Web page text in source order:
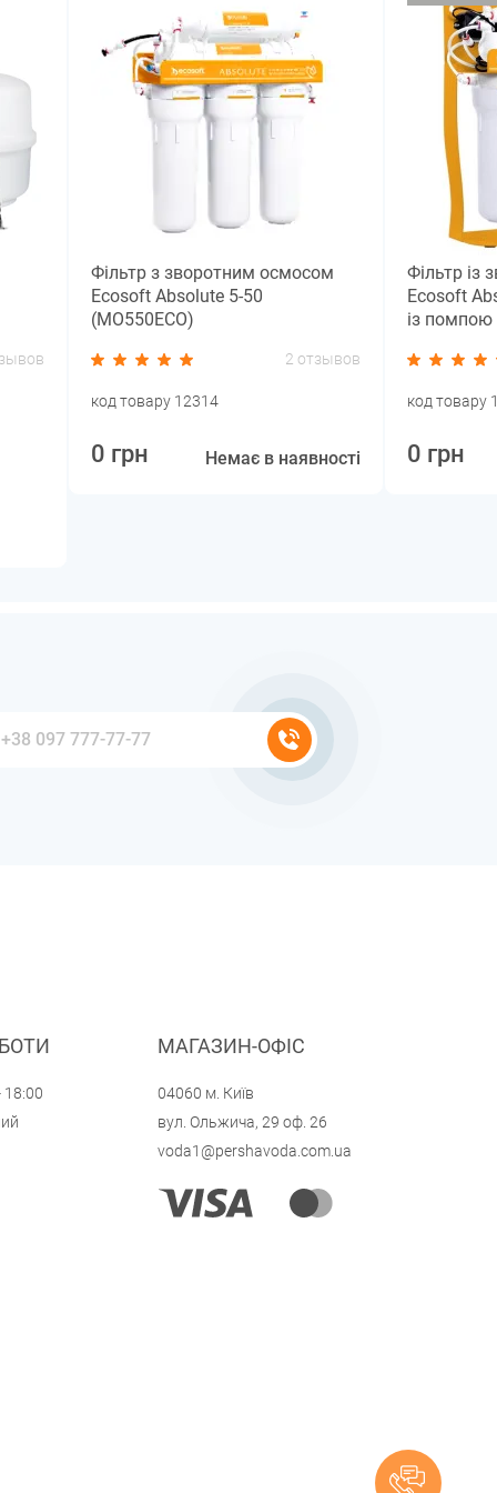
Фільтр з зворотним осмосом
Ecosoft Absolute 5-50
(MO550ECO)
2 отзывов
код товару 12314
0 грн Немає в наявності
Фільтр із
Ecosoft
із помпою
код товару
0 грн
18:00
МАГАЗИН-ОФІС
04060 м. Київ
вул. Ольжича, 29 оф. 26
voda1@pershavoda.com.ua